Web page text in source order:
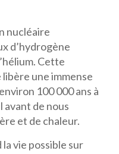
nucléaire
d’hydrogène
Cette
une immense
100 000 ans à
avant de nous
et de chaleur.
vie possible sur